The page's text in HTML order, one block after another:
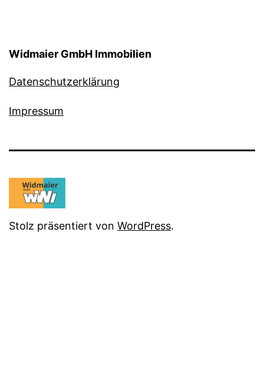
Widmaier GmbH Immobilien
Datenschutzerklärung
Impressum
Stolz präsentiert von WordPress.